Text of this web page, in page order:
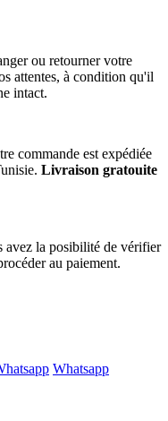
ou retourner votre
attentes, à condition qu'il
intact.
commande est expédiée
Livraison gratouite
avez la posibilité de vérifier
au paiement.
Whatsapp